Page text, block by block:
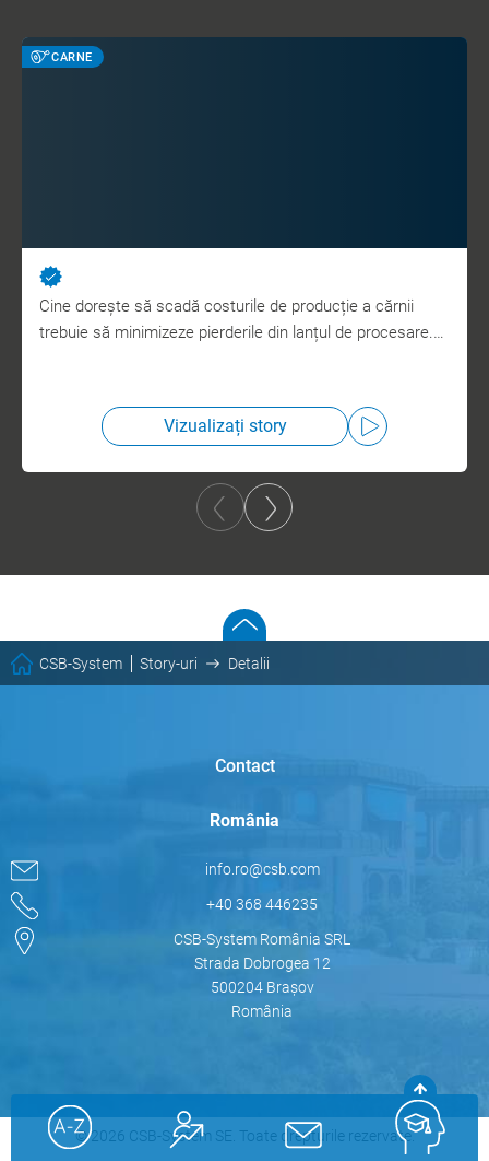
CARNE
Cine dorește să scadă costurile de producție a cărnii
trebuie să minimizeze pierderile din lanțul de procesare.…
Vizualizați story
CSB-System Story-uri Detalii
Contact
România
info.ro@csb.com
+40 368 446235
CSB-System România SRL
Strada Dobrogea 12
500204 Brașov
România
© 2026 CSB-System SE. Toate drepturile rezervate.